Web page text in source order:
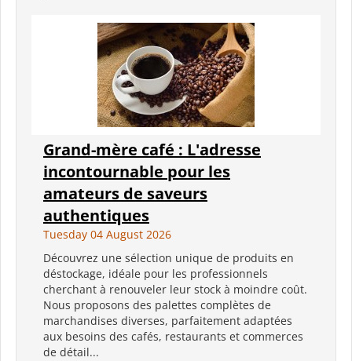
Grand-mère café : L'adresse
incontournable pour les
amateurs de saveurs
authentiques
Tuesday 04 August 2026
Découvrez une sélection unique de produits en
déstockage, idéale pour les professionnels
cherchant à renouveler leur stock à moindre coût.
Nous proposons des palettes complètes de
marchandises diverses, parfaitement adaptées
aux besoins des cafés, restaurants et commerces
de détail...